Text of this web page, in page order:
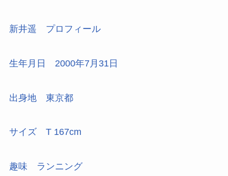
新井遥 プロフィール
生年月日 2000年7月31日
出身地 東京都
サイズ T 167cm
趣味 ランニング